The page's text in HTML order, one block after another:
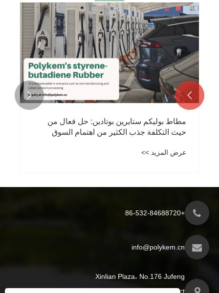
مطاط بوليكم ستايرين بوتادين: حل فعال من
حيث التكلفة جذب الكثير من اهتمام السوق
عرض المزيد >>


+86-532-84688720
info@polykem.cn
Xinlian Plaza، No.176 Jufeng